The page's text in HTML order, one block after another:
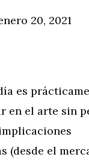
20, 2021
es
en el arte sin
(desde el